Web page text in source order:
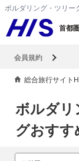
ボルダリング・ツリー
首都
会員規約
総合旅行サイト
ボルダリ
グおすす